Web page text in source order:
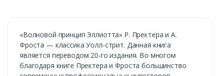
«Волновой принцип Эллиотта» Р. Пректера и А.
Фроста — классика Уолл-стрит. Данная книга
является переводом 20-го издания. Во многом
благодаря книге Пректера и Фроста большинство